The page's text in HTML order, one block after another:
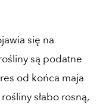
się na
są podatne
od końca maja
słabo rosną,